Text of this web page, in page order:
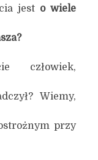
jest o wiele
człowiek,
Wiemy,
przy